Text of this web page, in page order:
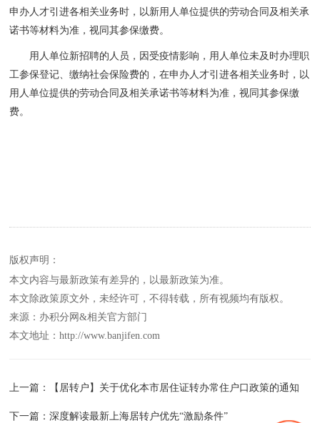
申办人才引进各相关业务时，以新用人单位提供的劳动合同及相关承
诺书等材料为准，视同其参保缴费。
用人单位新招聘的人员，因受疫情影响，用人单位未及时办理职
工参保登记、缴纳社会保险费的，在申办人才引进各相关业务时，以
用人单位提供的劳动合同及相关承诺书等材料为准，视同其参保缴
费。
版权声明：
本文内容与最新政策有差异的，以最新政策为准。
本文除政策原文外，未经许可，不得转载，所有视频均有版权。
来源：办积分网&相关官方部门
本文地址：http://www.banjifen.com
上一篇：【居转户】关于优化本市居住证转办常住户口政策的通知
下一篇：深度解读最新上海居转户优先“激励条件”